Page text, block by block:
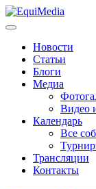
Новости
Статьи
Блоги
Медиа
Видео
Календарь
Все
Трансляции
Контакты